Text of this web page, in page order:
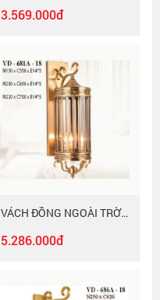
3.569.000đ
VÁCH ĐỒNG NGOÀI TRỜI VD - 681A - 18
5.286.000đ